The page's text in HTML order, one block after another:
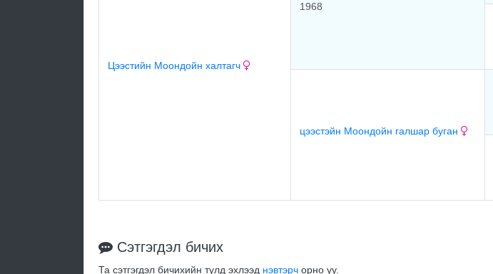
Цээстийн Моондойн халтагч
1968
цээстэйн Моондойн галшар буган
Сэтгэгдэл бичих
Та сэтгэгдэл бичихийн тулд эхлээд нэвтэрч орно уу.